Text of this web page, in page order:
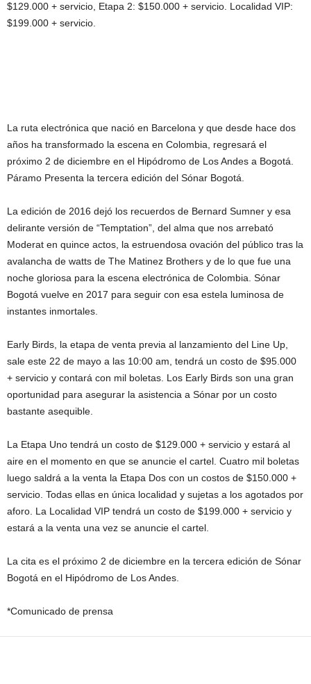
$129.000 + servicio, Etapa 2: $150.000 + servicio. Localidad VIP:
$199.000 + servicio.
La ruta electrónica que nació en Barcelona y que desde hace dos
años ha transformado la escena en Colombia, regresará el
próximo 2 de diciembre en el Hipódromo de Los Andes a Bogotá.
Páramo Presenta la tercera edición del Sónar Bogotá.
La edición de 2016 dejó los recuerdos de Bernard Sumner y esa
delirante versión de “Temptation”, del alma que nos arrebató
Moderat en quince actos, la estruendosa ovación del público tras la
avalancha de watts de The Matinez Brothers y de lo que fue una
noche gloriosa para la escena electrónica de Colombia. Sónar
Bogotá vuelve en 2017 para seguir con esa estela luminosa de
instantes inmortales.
Early Birds, la etapa de venta previa al lanzamiento del Line Up,
sale este 22 de mayo a las 10:00 am, tendrá un costo de $95.000
+ servicio y contará con mil boletas. Los Early Birds son una gran
oportunidad para asegurar la asistencia a Sónar por un costo
bastante asequible.
La Etapa Uno tendrá un costo de $129.000 + servicio y estará al
aire en el momento en que se anuncie el cartel. Cuatro mil boletas
luego saldrá a la venta la Etapa Dos con un costos de $150.000 +
servicio. Todas ellas en única localidad y sujetas a los agotados por
aforo. La Localidad VIP tendrá un costo de $199.000 + servicio y
estará a la venta una vez se anuncie el cartel.
La cita es el próximo 2 de diciembre en la tercera edición de Sónar
Bogotá en el Hipódromo de Los Andes.
*Comunicado de prensa